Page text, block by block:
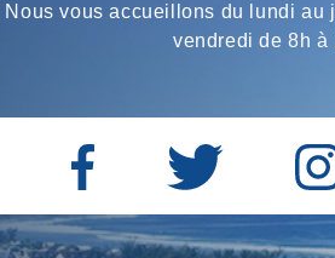
Nous vous accueillons du lundi au
vendredi de 8h à